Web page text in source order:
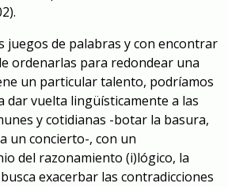
.
juegos de palabras ycon encontrar
ordenarlas para redondear una
un particular talento, podríamos
dar vuelta lingüísticamente a las
y cotidianas -botar la basura,
un concierto-, con un
del razonamiento (i)lógico, la
exacerbar las contradicciones